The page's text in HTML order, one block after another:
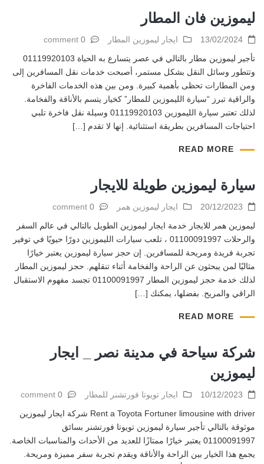
ليموزين فان المطار
13/02/2024 ايجار ليموزين المطار
0 comment
تأجير ليموزين مطار بالتالي في عصر يتسارع به الحياة 01119920103
وتتطور وسائل النقل بشكل مستمر، أصبحت خدمات نقل المسافرين إلى
ومن المطارات تحظى بأهمية كبيرة. ومن بين هذه الخدمات الفاخرة
والراقية تبرز “سيارة الليموزين للمطار” كخيار يتسم بالأناقة والفخامة.
لذلك تعتبر سيارة الليموزين 01119920103 وسيلة نقل فاخرة تلبي
احتياجات المسافرين بطريقة استثنائية. إنها لا تقدم […]
READ MORE
سيارة ليموزين طويلة للايجار
20/12/2023 ايجار ليموزين همر
0 comment
ليموزين همر للايجار خدمة ايجار ليموزين الطويل بالتالي في عالم السفر
والرحلات 01100091997 ، تلعب سيارات الليموزين دورًا حيويًا في توفير
تجربة فريدة ومريحة للمسافرين. إن حجز سيارة ليموزين يعتبر خيارًا
مثاليًا لمن يبحثون عن الراحة والفخامة أثناء تنقلهم. حجز ليموزين المطار
لذلك خدمة حجز ليموزين المطار 01100091997 تجسد مفهوم الاستقبال
الراقي والمريح. بفضلها، يمكنك […]
READ MORE
شركة سياحة في مدينة نصر _ ايجار
ليموزين
10/12/2023 ايجار تويوتا فورتشنر للمطار
0 comment
Rent a Toyota Fortuner limousine with driver شركة ايجار ليموزين
موثوقة بالتالي تأجير سيارة ليموزين تويوتا فورتشنر بسائق
01100091997 يعتبر خيارًا ممتازًا للعديد من الأحداث والمناسبات الخاصة.
يجمع هذا الخيار بين الراحة والأناقة ويقدم تجربة سفر مميزة ومريحة.